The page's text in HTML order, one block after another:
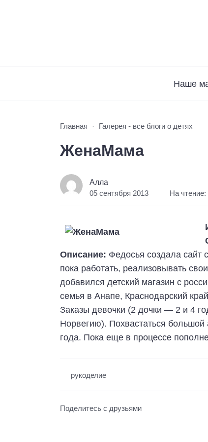
Наше
Главная Галерея - все блоги о детях
ЖенаМама
Алла
05 сентября 2013 На
Описание: Федосья создала сайт
пока работать, реализовывать
добавился детский магазин с
семья в Анапе, Краснодарский
Заказы девочки (2 дочки — 2 и 4
Норвегию). Похвастаться большой
года. Пока еще в процессе
рукоделие
Поделитесь с друзьями